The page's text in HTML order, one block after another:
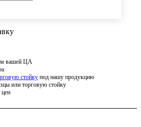
вашей ЦА
стойку под нашу продукцию
или торговую стойку